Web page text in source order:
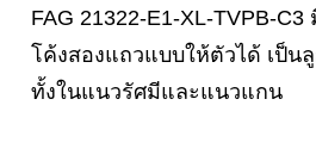
FAG 21322-E1-XL-TVPB-
โค้งสองแถวแบบให้ตัวได้ เป็น
ทั้งในแนวรัศมีและแนวแกน